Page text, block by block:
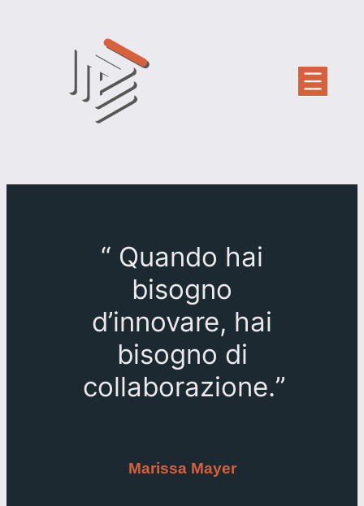
“ Quando hai
bisogno
d’innovare, hai
bisogno di
collaborazione.”
Marissa Mayer